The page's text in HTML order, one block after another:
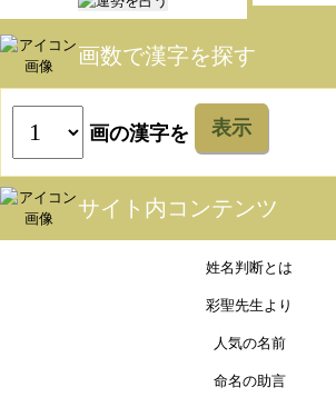
画数で漢字を探す
画の漢字を 表示
サイト内コンテンツ
姓名判断とは
彩聖先生より
人気の名前
命名の助言